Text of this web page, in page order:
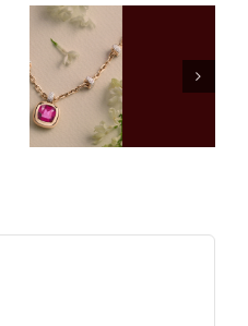
Clip-Ons für
neue
Facetten am